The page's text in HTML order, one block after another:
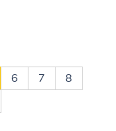
6 7
8